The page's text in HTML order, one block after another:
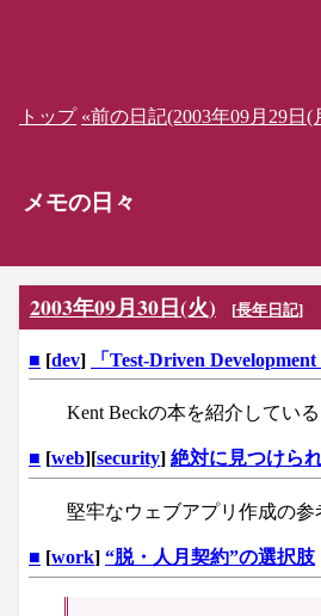
トップ «前の日記(2003年09月29日(
メモの日々
2003年09月30日(火) [長年日記]
■ [dev] 「Test-Driven Development
Kent Beckの本を紹介してい
■ [web][security] 絶対に見つけら
堅牢なウェブアプリ作成の参
■ [work] “脱・人月契約”の選択肢